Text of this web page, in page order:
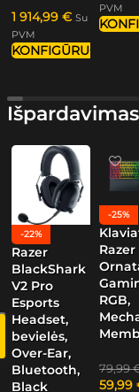
1 914,99 € Su
PVM
KONFIGŪRUOTI
PVM
Išpardavimas
-22%
Razer
BlackShark
V2 Pro
Esports
Headset,
bevielės,
Over-Ear,
Bluetooth,
Black
-25%
Razer
RGB,
79,99
59,99